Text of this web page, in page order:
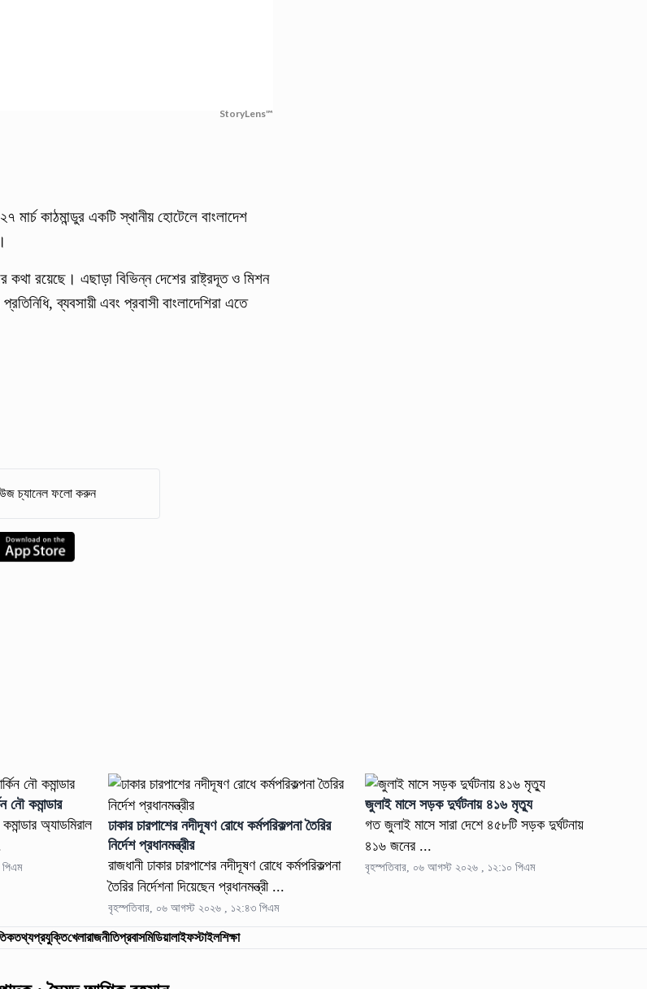
StoryLens™
মার্চ কাঠমান্ডুর একটি স্থানীয় হোটেলে বাংলাদেশ
কথা রয়েছে। এছাড়া বিভিন্ন দেশের রাষ্ট্রদূত ও মিশন
ব্যবসায়ী এবং প্রবাসী বাংলাদেশিরা এতে
চ্যানেল ফলো করুন
নৌ কমান্ডার
অ্যাডমিরাল
ঢাকার চারপাশের নদীদূষণ রোধে কর্মপরিকল্পনা তৈরির
নির্দেশ প্রধানমন্ত্রীর
রাজধানী ঢাকার চারপাশের নদীদূষণ রোধে কর্মপরিকল্পনা
তৈরির নির্দেশনা দিয়েছেন প্রধানমন্ত্রী ...
বৃহস্পতিবার, ০৬ আগস্ট ২০২৬ , ১২:৪৩ পিএম
জুলাই মাসে সড়ক দুর্ঘটনায় ৪১৬ মৃত্যু
গত জুলাই মাসে সারা দেশে ৪৫৮টি সড়ক দুর্ঘটনায়
৪১৬ জনের ...
বৃহস্পতিবার, ০৬ আগস্ট ২০২৬ , ১২:১০ পিএম
তথ্যপ্রযুক্তিখেলারাজনীতিপ্রবাসমিডিয়ালাইফস্টাইলশিক্ষা